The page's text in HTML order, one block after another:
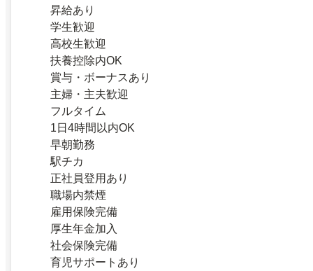
昇給あり
学生歓迎
高校生歓迎
扶養控除内OK
賞与・ボーナスあり
主婦・主夫歓迎
フルタイム
1日4時間以内OK
早朝勤務
駅チカ
正社員登用あり
職場内禁煙
雇用保険完備
厚生年金加入
社会保険完備
育児サポートあり